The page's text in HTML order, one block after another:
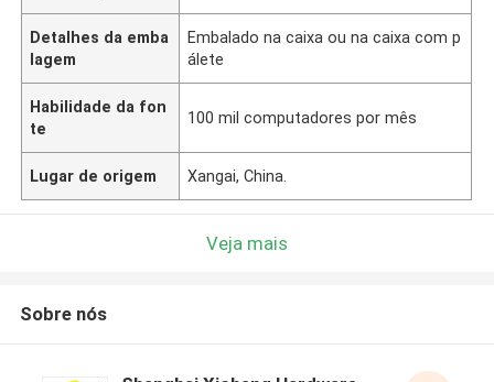
Detalhes da emba
lagem
Embalado na caixa ou na caixa com p
álete
Habilidade da fon
te
100 mil computadores por mês
Lugar de origem Xangai, China.
Veja mais
Sobre nós